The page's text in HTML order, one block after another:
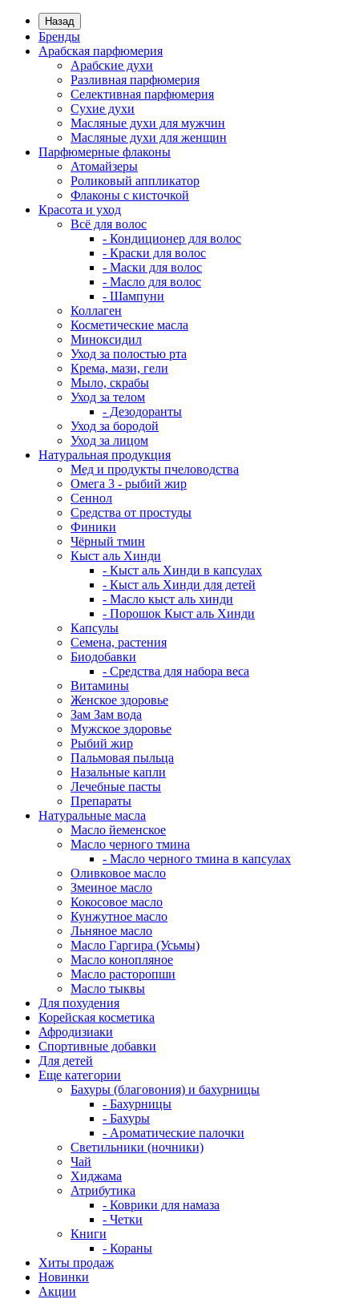
Назад
Бренды
Арабская парфюмерия
Арабские духи
Разливная парфюмерия
Селективная парфюмерия
Сухие духи
Масляные духи для мужчин
Масляные духи для женщин
Парфюмерные флаконы
Атомайзеры
Роликовый аппликатор
Флаконы с кисточкой
Красота и уход
Всё для волос
- Кондиционер для волос
- Краски для волос
- Маски для волос
- Масло для волос
- Шампуни
Коллаген
Косметические масла
Миноксидил
Уход за полостью рта
Крема, мази, гели
Мыло, скрабы
Уход за телом
- Дезодоранты
Уход за бородой
Уход за лицом
Натуральная продукция
Мед и продукты пчеловодства
Омега 3 - рыбий жир
Сеннол
Средства от простуды
Финики
Чёрный тмин
Кыст аль Хинди
- Кыст аль Хинди в капсулах
- Кыст аль Хинди для детей
- Масло кыст аль хинди
- Порошок Кыст аль Хинди
Капсулы
Семена, растения
Биодобавки
- Средства для набора веса
Витамины
Женское здоровье
Зам Зам вода
Мужское здоровье
Рыбий жир
Пальмовая пыльца
Назальные капли
Лечебные пасты
Препараты
Натуральные масла
Масло йеменское
Масло черного тмина
- Масло черного тмина в капсулах
Оливковое масло
Змеиное масло
Кокосовое масло
Кунжутное масло
Льняное масло
Масло Гаргира (Усьмы)
Масло конопляное
Масло расторопши
Масло тыквы
Для похудения
Корейская косметика
Афродизиаки
Спортивные добавки
Для детей
Еще категории
Бахуры (благовония) и бахурницы
- Бахурницы
- Бахуры
- Ароматические палочки
Светильники (ночники)
Чай
Хиджама
Атрибутика
- Коврики для намаза
- Четки
Книги
- Кораны
Хиты продаж
Новинки
Акции